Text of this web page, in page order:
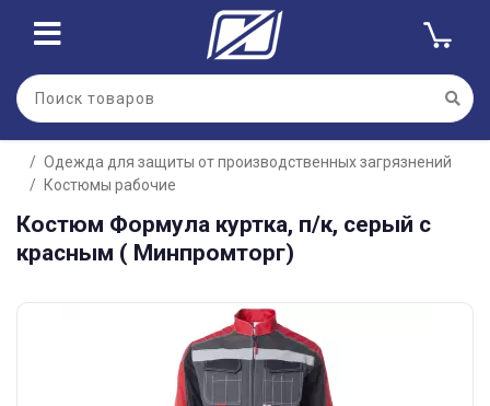
Одежда для защиты от производственных загрязнений
Костюмы рабочие
Костюм Формула куртка, п/к, серый с
красным ( Минпромторг)